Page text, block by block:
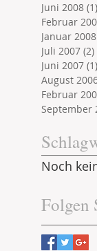
Juni 2008 (1)
Februar
Januar 2008
Juli 2007 (2)
Juni 2007 (1)
August
Februar
September
Noch
Folgen